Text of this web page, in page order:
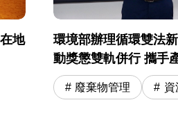
地
環境部辦理循環雙法
動獎懲雙軌併行 攜手
廢棄物管理 資